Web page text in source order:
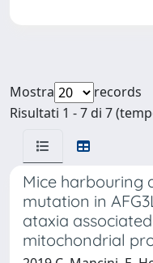
Mostra
records
Risultati 1 - 7 di 7
Mice harbouring
mutation in
ataxia
mitochondrial